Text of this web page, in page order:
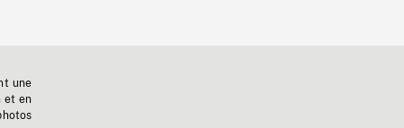
une
et en